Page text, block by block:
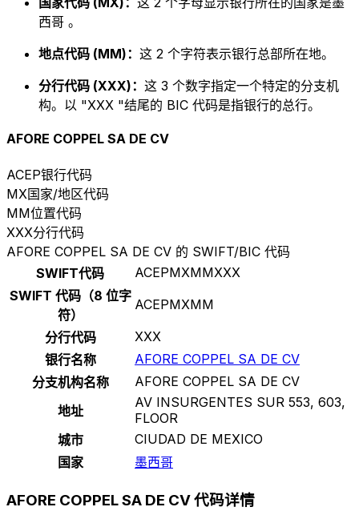
西哥 。
地点代码 (MM)： 这 2 个字符表示银行总部所在地。
分行代码 (XXX)： 这 3 个数字指定一个特定的分支机
构。以 "XXX "结尾的 BIC 代码是指银行的总行。
AFORE COPPEL SA DE CV
ACEP银行代码
MX国家/地区代码
MM位置代码
XXX分行代码
AFORE COPPEL SA DE CV 的 SWIFT/BIC 代码
SWIFT代码
ACEPMXMMXXX
SWIFT 代码（8 位字
符）
ACEPMXMM
分行代码
XXX
银行名称
AFORE COPPEL SA DE CV
分支机构名称
AFORE COPPEL SA DE CV
地址
AV INSURGENTES SUR 553, 603,
FLOOR
城市
CIUDAD DE MEXICO
国家
墨西哥
AFORE COPPEL SA DE CV 代码详情